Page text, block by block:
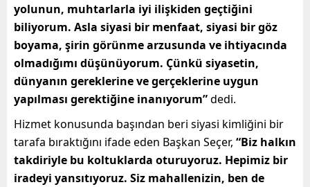
yolunun, muhtarlarla iyi ilişkiden geçtiğini
biliyorum. Asla siyasi bir menfaat, siyasi bir göz
boyama, şirin görünme arzusunda ve ihtiyacında
olmadığımı düşünüyorum. Çünkü siyasetin,
dünyanın gereklerine ve gerçeklerine uygun
yapılması gerektiğine inanıyorum”dedi.
Hizmet konusunda başından beri siyasi kimliğini bir
tarafa bıraktığını ifade eden Başkan Seçer, “Biz halkın
takdiriyle bu koltuklarda oturuyoruz. Hepimiz bir
iradeyi yansıtıyoruz. Siz mahallenizin, ben de